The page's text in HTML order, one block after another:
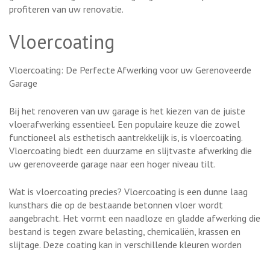
profiteren van uw renovatie.
Vloercoating
Vloercoating: De Perfecte Afwerking voor uw Gerenoveerde
Garage
Bij het renoveren van uw garage is het kiezen van de juiste
vloerafwerking essentieel. Een populaire keuze die zowel
functioneel als esthetisch aantrekkelijk is, is vloercoating.
Vloercoating biedt een duurzame en slijtvaste afwerking die
uw gerenoveerde garage naar een hoger niveau tilt.
Wat is vloercoating precies? Vloercoating is een dunne laag
kunsthars die op de bestaande betonnen vloer wordt
aangebracht. Het vormt een naadloze en gladde afwerking die
bestand is tegen zware belasting, chemicaliën, krassen en
slijtage. Deze coating kan in verschillende kleuren worden